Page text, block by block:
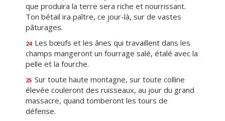
que produira la terre sera riche et nourrissant.
Ton bétail ira paître, ce jour-là, sur de vastes
pâturages.
24 Les bœufs et les ânes qui travaillent dans les
champs mangeront un fourrage salé, étalé avec la
pelle et la fourche.
25 Sur toute haute montagne, sur toute colline
élevée couleront des ruisseaux, au jour du grand
massacre, quand tomberont les tours de
défense.